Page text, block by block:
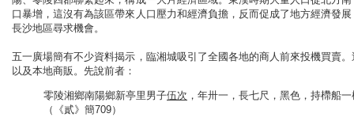
口暴增，這沒有為該區帶來人口壓力和經濟負擔，反而促成了地方經濟發
長沙地區尋求機會。
五一廣場簡有不少資料揭示，臨湘城吸引了全國各地的商人前來投機買賣
以及本地商販。先說前者：
零陵湘鄉南陽鄉新亭里男子伍次 ，年卅一，長七尺，黑色，持㯂船
（《貳》簡709）